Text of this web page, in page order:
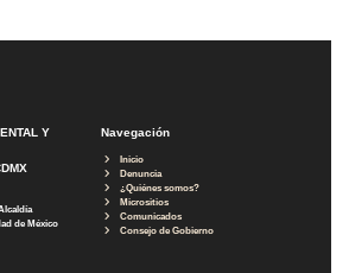
Y
de México
Navegación
Inicio
Denuncia
¿Quiénes somos?
Micrositios
Comunicados
Consejo de Gobierno